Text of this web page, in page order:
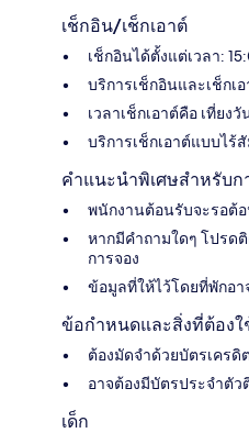
เช็กอิน/เช็กเอาต์
เช็กอินได้ตั้งแต่เวลา:
บริการเช็กอินและเช็กเ
เวลาเช็กเอาต์คือ เที่ยงวั
บริการเช็กเอาต์แบบไร้
คำแนะนำพิเศษสำหรับก
พนักงานต้อนรับจะรอต้
หากมีคำถามใดๆ โปรด
การจอง
ข้อมูลที่ให้ไว้โดยที่พักอ
ข้อกำหนดและสิ่งที่ต้องใ
ต้องมัดจำด้วยบัตรเครดิ
อาจต้องมีบัตรประจำตั
เด็ก